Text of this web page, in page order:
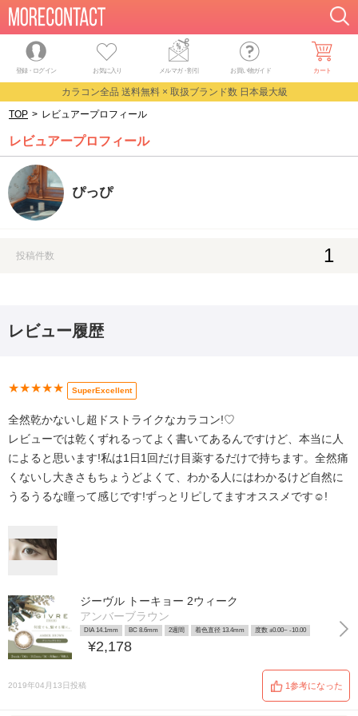
登録・ログイン お気に入り メルマガ・割引 お買い物ガイド カート
カラコン全品 送料無料 × 取扱ブランド数 日本最大級
TOP > レビュアープロフィール
レビュアープロフィール
ぴっぴ
投稿件数 1
レビュー履歴
★★★★★ SuperExcellent
全然乾かないし超ドストライクなカラコン!♡
レビューでは乾くずれるってよく書いてあるんですけど、本当に人
によると思います!私は1日1回だけ目薬するだけで持ちます。全然痛
くないし大きさもちょうどよくて、わかる人にはわかるけど自然に
うるうるな瞳って感じです!ずっとリピしてますオススメです︎︎☺︎!
ジーヴル トーキョー 2ウィーク
アンバーブラウン
DIA 14.1mm BC 8.6mm 2週間 着色直径 13.4mm 度数 ±0.00~ -10.00
¥2,178
2019年04月13日投稿 1参考になった